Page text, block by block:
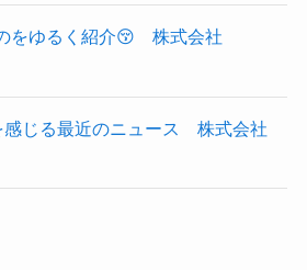
をゆるく紹介😚 株式会社
感じる最近のニュース 株式会社